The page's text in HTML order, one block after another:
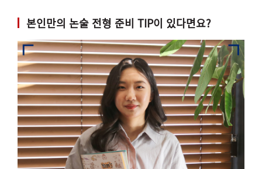
본인만의 논술 전형 준비 TIP이 있다면요?